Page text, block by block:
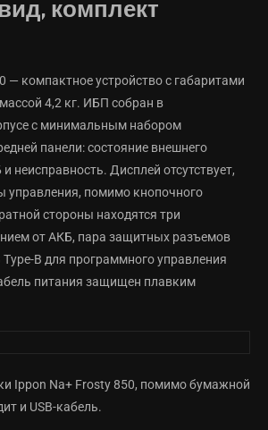
комплект
— компактное устройство с габаритами
4,2 кг. ИБП собран в
с минимальным набором
панели: состояние внешнего
неисправность. Дисплей отсутствует,
управления, помимо кнопочного
стороны находятся три
от АКБ, пара защитных разъемов
Type-B для программного управления
питания защищен плавким
Ippon Na+ Frosty 850, помимо бумажной
и USB-кабель.